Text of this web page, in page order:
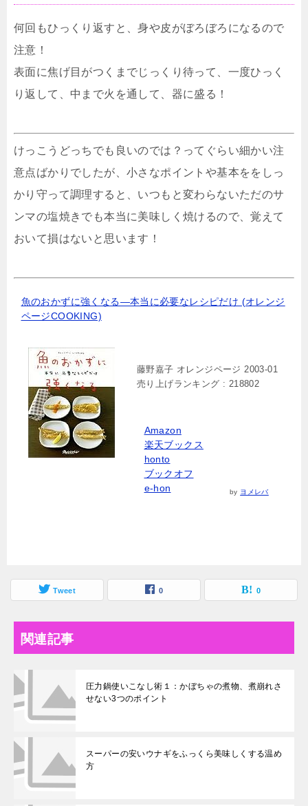
何回もひっくり返すと、身や皮がぼろぼろになるので
注意！
表面に焦げ目がつくまでじっくり待って、一度ひっく
り返して、中まで火を通して、器に盛る！
けっこうどっちでも良いのでは？ってぐらい細かい注
意点ばかりでしたが、小さなポイントや基本ををしっ
かり守って調理すると、いつもと変わらないただのサ
ンマの塩焼きでも本当に美味しく焼けるので、覚えて
おいて損はないと思います！
魚のおかずに強くなる―本当に必要なレシピだけ (オレンジ
ページCOOKING)
藤野嘉子 オレンジページ 2003-01
売り上げランキング : 218802
Amazon
楽天ブックス
honto
ブックオフ
e-hon
by ヨメレバ
Tweet 0 0
関連記事
圧力鍋使いこなし術１：かぼちゃの煮物、煮崩れさ
せない3つのポイント
スーパーの安いウナギをふっくら美味しくする温め
方